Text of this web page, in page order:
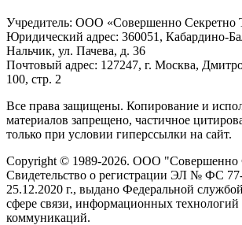
Учредитель: ООО «Совершенно Секретно
Юридический адрес: 360051, Кабардино-
Нальчик, ул. Пачева, д. 36
Почтовый адрес: 127247, г. Москва,
100, стр. 2
Все права защищены. Копирование и
материалов запрещено, частичное
только при условии гиперссылки на сайт.
Copyright © 1989-2026. ООО "Совершенно
Свидетельство о регистрации ЭЛ № ФС
25.12.2020 г., выдано Федеральной
сфере связи, информационных
коммуникаций.